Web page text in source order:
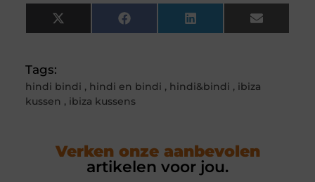
X
(Twitter)
Facebook LinkedIn Email
Tags:
hindi bindi , hindi en bindi , hindi&bindi , ibiza
kussen , ibiza kussens
Verken onze aanbevolen
artikelen voor jou.